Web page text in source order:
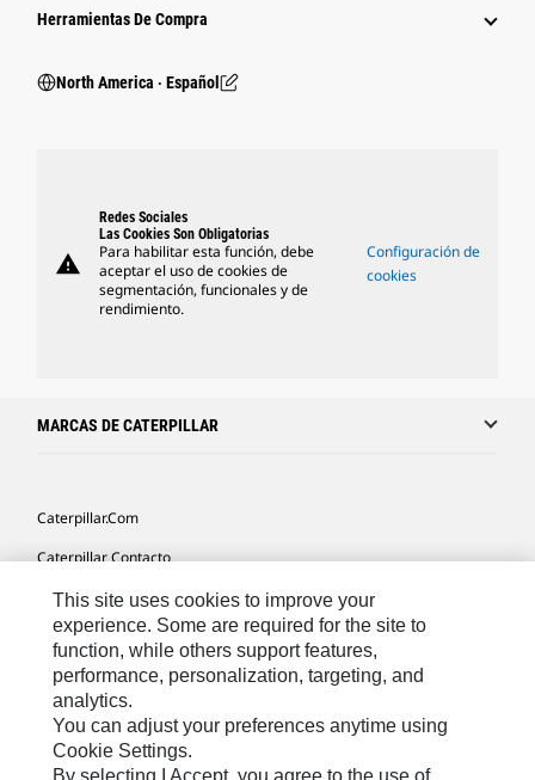
Herramientas De Compra
North America ‧ Español
warning
Redes Sociales
Las Cookies Son Obligatorias
Para habilitar esta función, debe
aceptar el uso de cookies de
segmentación, funcionales y de
rendimiento.
Configuración de
cookies
MARCAS DE CATERPILLAR
Caterpillar.com
Caterpillar Contacto
Mis Preferencias De Marketing
Site Map
Cookie Settings
Legal
Privacy
This site uses cookies to improve your
experience. Some are required for the site to
function, while others support features,
performance, personalization, targeting, and
analytics.
You can adjust your preferences anytime using
Cookie Settings.
By selecting I Accept, you agree to the use of